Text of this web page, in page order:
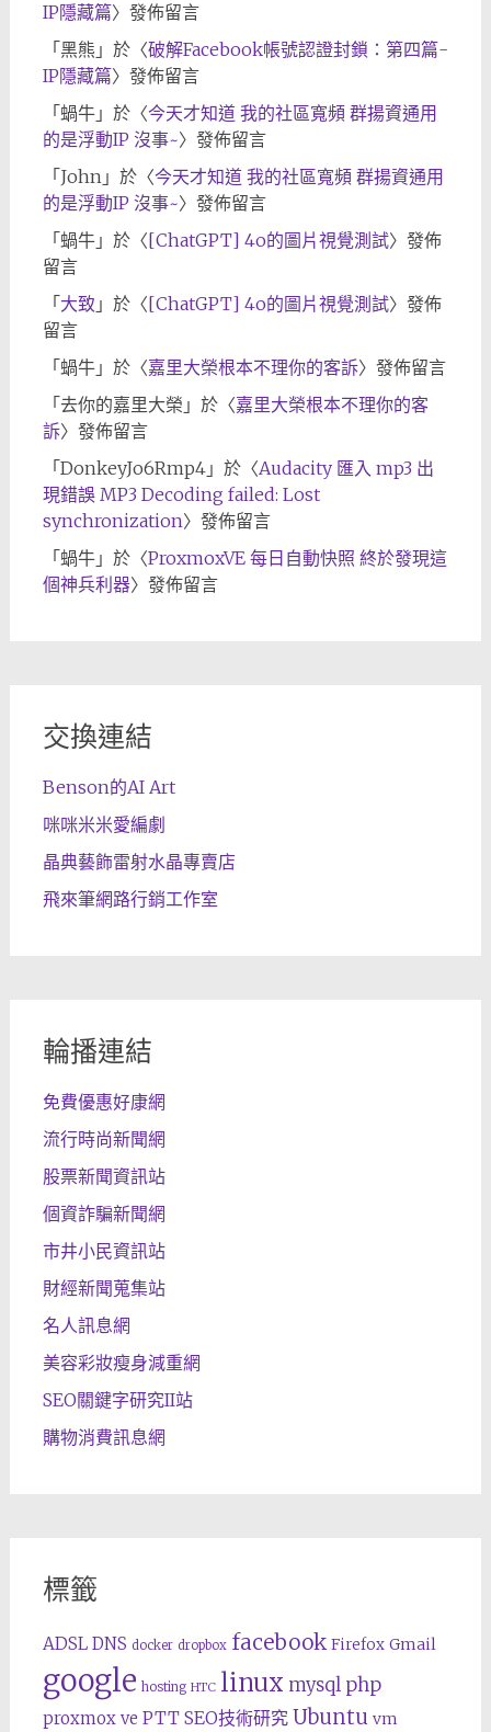
IP隱藏篇〉發佈留言
「 黑熊 」於〈破解Facebook帳號認證封鎖：第四篇-
IP隱藏篇〉發佈留言
「 蝸牛」於〈今天才知道 我的社區寬頻 群揚資通用
的是浮動IP 沒事~〉發佈留言
「 John」於〈今天才知道 我的社區寬頻 群揚資通用
的是浮動IP 沒事~〉發佈留言
「 蝸牛」於〈[ChatGPT] 4o的圖片視覺測試〉發佈
留言
「 大致 」於〈[ChatGPT] 4o的圖片視覺測試〉發佈
留言
「 蝸牛」於〈嘉里大榮根本不理你的客訴〉發佈留言
「 去你的嘉里大榮 」於〈嘉里大榮根本不理你的客
訴〉發佈留言
「 DonkeyJo6Rmp4」於〈Audacity 匯入 mp3 出
現錯誤 MP3 Decoding failed: Lost
synchronization〉發佈留言
「 蝸牛」於〈ProxmoxVE 每日自動快照 終於發現這
個神兵利器〉發佈留言
交換連結
Benson的AI Art
咪咪米米愛編劇
晶典藝飾雷射水晶專賣店
飛來筆網路行銷工作室
輪播連結
免費優惠好康網
流行時尚新聞網
股票新聞資訊站
個資詐騙新聞網
市井小民資訊站
財經新聞蒐集站
名人訊息網
美容彩妝瘦身減重網
SEO關鍵字研究II站
購物消費訊息網
標籤
ADSL DNS docker dropbox facebook Firefox Gmail
google hosting HTC linux mysql php
proxmox ve PTT SEO技術研究 Ubuntu vm